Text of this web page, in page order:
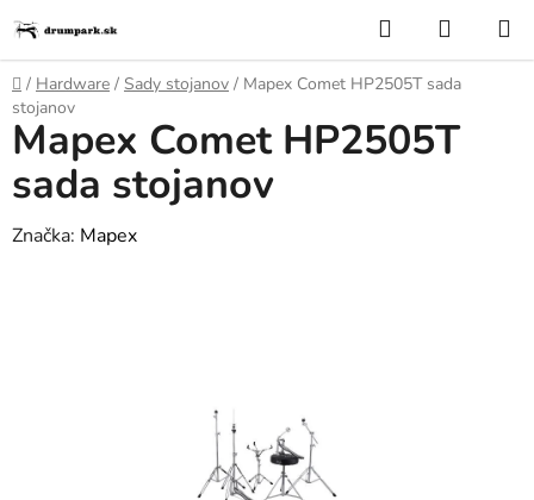
na
obsah
Hľadať
KOŠÍK
Domov
/ Hardware / Sady stojanov / Mapex Comet HP2505T sada
stojanov
Mapex Comet HP2505T
sada stojanov
Značka: Mapex